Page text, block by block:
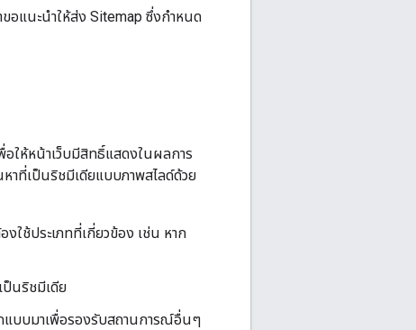
ขอแนะนำให้ส่ง Sitemap ซึ่งกำหนด
อให้หน้าเว็บมีสิทธิ์แสดงในผลการ
าที่เป็นริชมีเดียแบบภาพสไลด์ด้วย
ใช้ประเภทที่เกี่ยวข้อง เช่น หาก
นริชมีเดีย
กแบบมาเพื่อรองรับสถานการณ์อื่นๆ